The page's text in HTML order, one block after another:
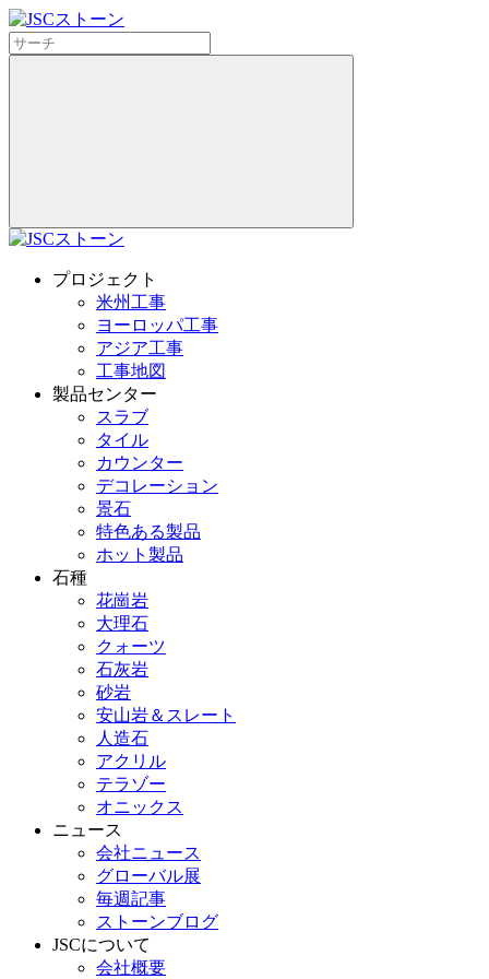
プロジェクト
米州工事
ヨーロッパ工事
アジア工事
工事地図
製品センター
スラブ
タイル
カウンター
デコレーション
景石
特色ある製品
ホット製品
石種
花崗岩
大理石
クォーツ
石灰岩
砂岩
安山岩＆スレート
人造石
アクリル
テラゾー
オニックス
ニュース
会社ニュース
グローバル展
毎週記事
ストーンブログ
JSCについて
会社概要